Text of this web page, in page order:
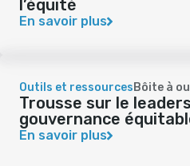
l’équité
En savoir plus
Outils et ressources Bôite à
Trousse sur le
gouvernance
En savoir plus